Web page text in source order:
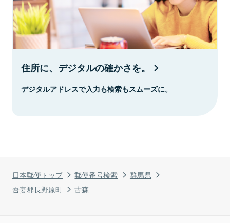
日本郵便トップ 郵便番号検索
群馬県
吾妻郡長野原町
古森
住所に、デジタルの確かさを。
デジタルアドレスで入力も検索もスムーズに。